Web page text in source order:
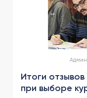
Итоги
при выборе